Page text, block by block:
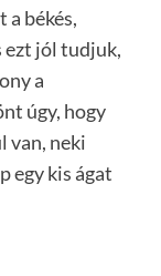
a békés,
ezt jól tudjuk,
a
úgy, hogy
van, neki
egy kis ágat